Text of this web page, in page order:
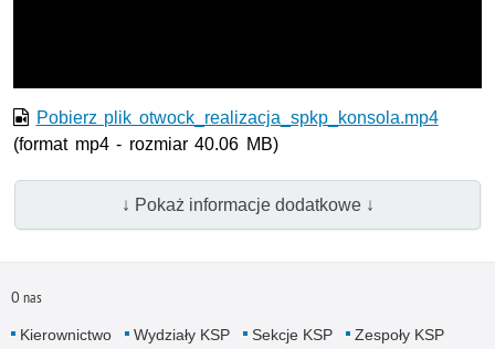
Pobierz plik otwock_realizacja_spkp_konsola.mp4
(format mp4 - rozmiar 40.06 MB)
↓ Pokaż informacje dodatkowe ↓
O nas
Kierownictwo Wydziały KSP Sekcje KSP
Zespoły KSP